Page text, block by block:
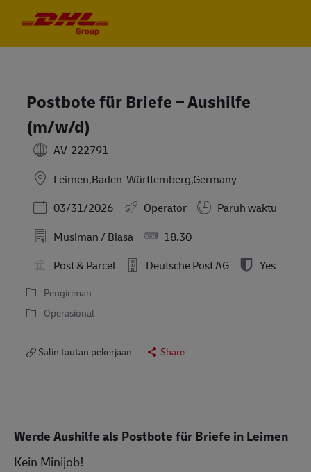
Postbote für Briefe – Aushilfe
(m/w/d)
AV-222791
Leimen,Baden-Württemberg,Germany
Posted Date
03/31/2026 Operator
Paruh waktu
Musiman / Biasa
18.30
Post & Parcel
Deutsche Post AG Yes
Pengiriman
Operasional
Salin tautan pekerjaan Share
Werde Aushilfe als Postbote für Briefe in Leimen
Kein Minijob!